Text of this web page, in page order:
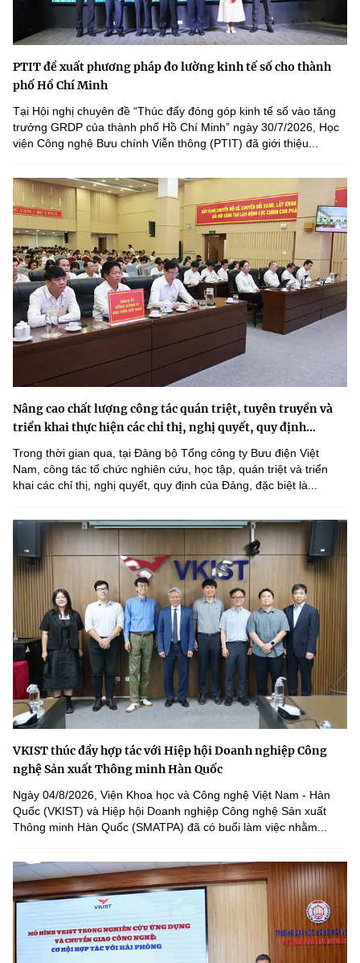
PTIT đề xuất phương pháp đo lường kinh tế số cho thành
phố Hồ Chí Minh
Tại Hội nghị chuyên đề “Thúc đẩy đóng góp kinh tế số vào tăng
trưởng GRDP của thành phố Hồ Chí Minh” ngày 30/7/2026, Học
viện Công nghệ Bưu chính Viễn thông (PTIT) đã giới thiệu...
Nâng cao chất lượng công tác quán triệt, tuyên truyền và
triển khai thực hiện các chỉ thị, nghị quyết, quy định...
Trong thời gian qua, tại Đảng bộ Tổng công ty Bưu điện Việt
Nam, công tác tổ chức nghiên cứu, học tập, quán triệt và triển
khai các chỉ thị, nghị quyết, quy định của Đảng, đặc biệt là...
VKIST thúc đẩy hợp tác với Hiệp hội Doanh nghiệp Công
nghệ Sản xuất Thông minh Hàn Quốc
Ngày 04/8/2026, Viện Khoa học và Công nghệ Việt Nam - Hàn
Quốc (VKIST) và Hiệp hội Doanh nghiệp Công nghệ Sản xuất
Thông minh Hàn Quốc (SMATPA) đã có buổi làm việc nhằm...